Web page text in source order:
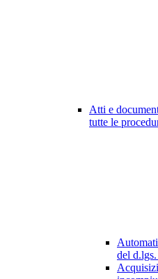
Atti e
tutte le
del